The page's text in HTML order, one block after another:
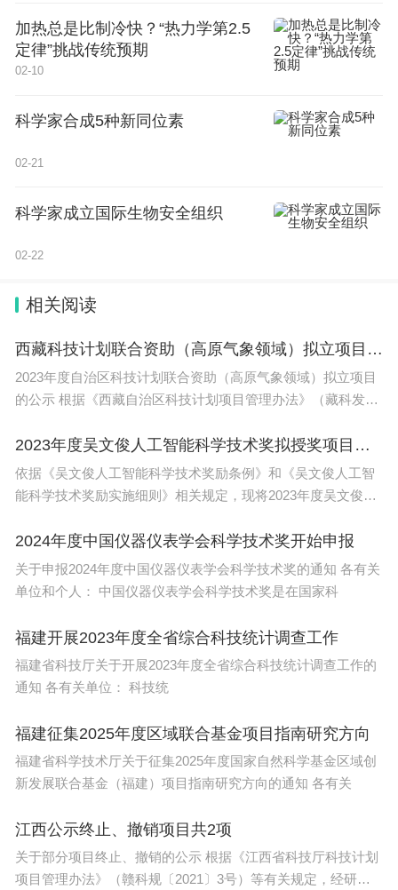
申请表》并发送至linyuan@bjotc.cn
征集家数：首批拟征集50家企业纳入绿通服务
加热总是比制冷快？“热力学第2.5
定律”挑战传统预期
02-10
科学家合成5种新同位素
02-21
科学家成立国际生物安全组织
02-22
相关阅读
西藏科技计划联合资助（高原气象领域）拟立项目公示
2023年度自治区科技计划联合资助（高原气象领域）拟立项目
的公示 根据《西藏自治区科技计划项目管理办法》（藏科发
2023年度吴文俊人工智能科学技术奖拟授奖项目公示
依据《吴文俊人工智能科学技术奖励条例》和《吴文俊人工智
能科学技术奖励实施细则》相关规定，现将2023年度吴文俊人
2024年度中国仪器仪表学会科学技术奖开始申报
关于申报2024年度中国仪器仪表学会科学技术奖的通知 各有关
单位和个人： 中国仪器仪表学会科学技术奖是在国家科
福建开展2023年度全省综合科技统计调查工作
福建省科技厅关于开展2023年度全省综合科技统计调查工作的
通知 各有关单位： 科技统
福建征集2025年度区域联合基金项目指南研究方向
福建省科学技术厅关于征集2025年度国家自然科学基金区域创
新发展联合基金（福建）项目指南研究方向的通知 各有关
江西公示终止、撤销项目共2项
关于部分项目终止、撤销的公示 根据《江西省科技厅科技计划
项目管理办法》（赣科规〔2021〕3号）等有关规定，经研